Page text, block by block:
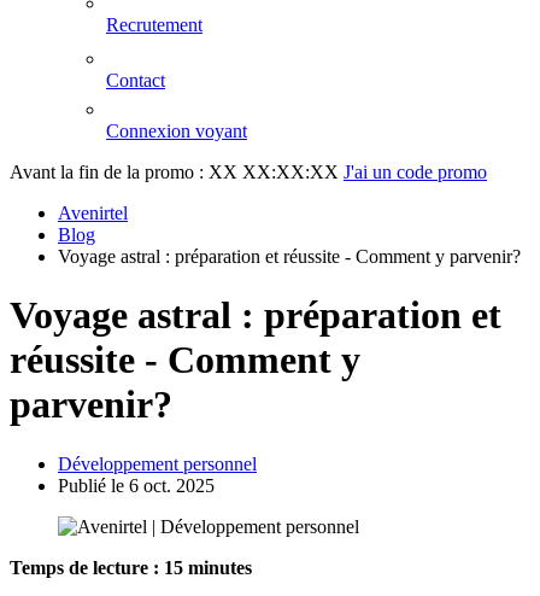
Recrutement
Contact
Connexion voyant
Avant la fin de la promo : XX XX:XX:XX J'ai un code promo
Avenirtel
Blog
Voyage astral : préparation et réussite - Comment y parvenir?
Voyage astral : préparation et
réussite - Comment y
parvenir?
Développement personnel
Publié le 6 oct. 2025
Temps de lecture : 15 minutes